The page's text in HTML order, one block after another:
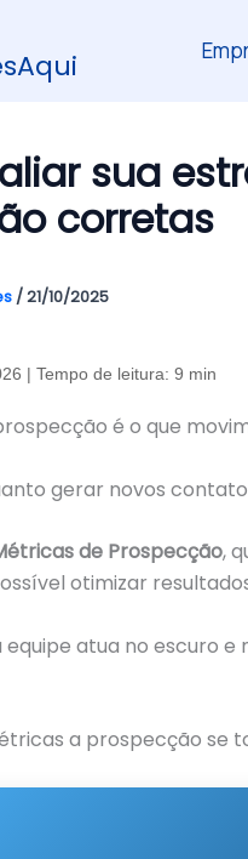
sua
corretas
/21/10/2025
| Tempo de leitura: 9 min
é o que
gerar novos
de Prospecção,
otimizar
atua no escuro
a prospecção se